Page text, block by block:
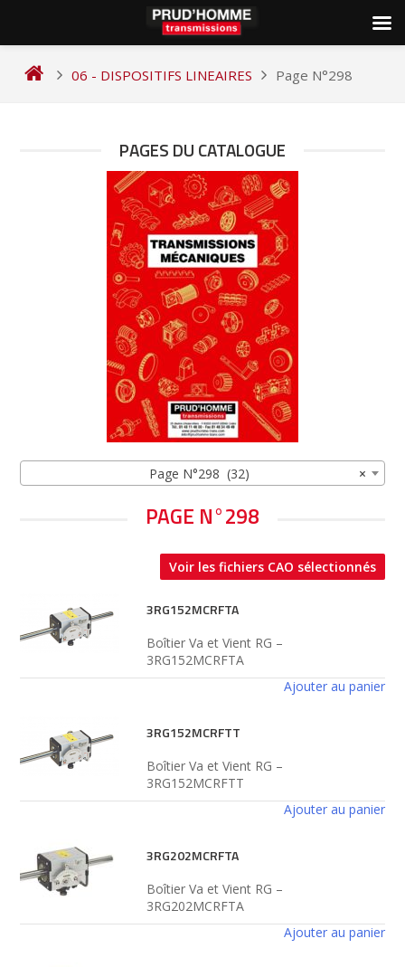
06 - DISPOSITIFS LINEAIRES Page N°298
PAGES DU CATALOGUE
×
Page N°298 (32)
PAGE N°298
Voir les fichiers CAO sélectionnés
3RG152MCRFTA
Boîtier Va et Vient RG –
3RG152MCRFTA
Ajouter au panier
3RG152MCRFTT
Boîtier Va et Vient RG –
3RG152MCRFTT
Ajouter au panier
3RG202MCRFTA
Boîtier Va et Vient RG –
3RG202MCRFTA
Ajouter au panier